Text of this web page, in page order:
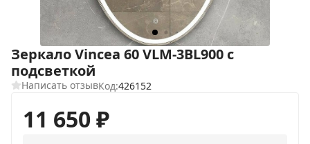
Зеркало Vincea 60 VLM-3BL900 с
подсветкой
Написать отзывКод:426152
11 650₽